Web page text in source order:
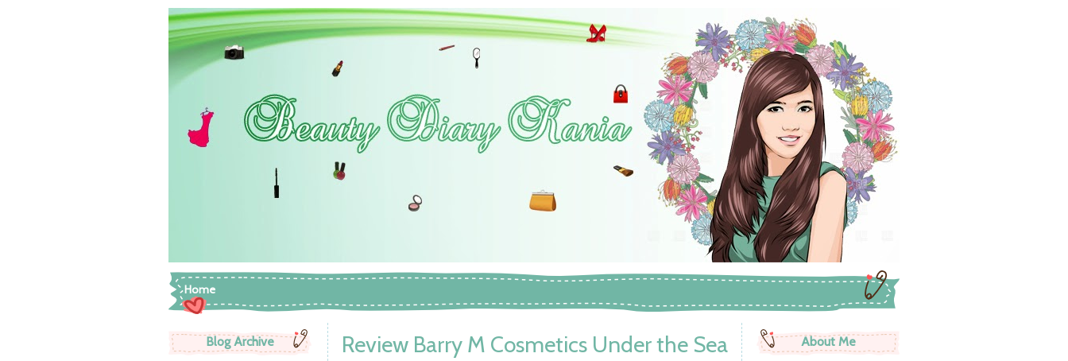
Home
Blog Archive
Review Barry M Cosmetics Under the Sea
About Me